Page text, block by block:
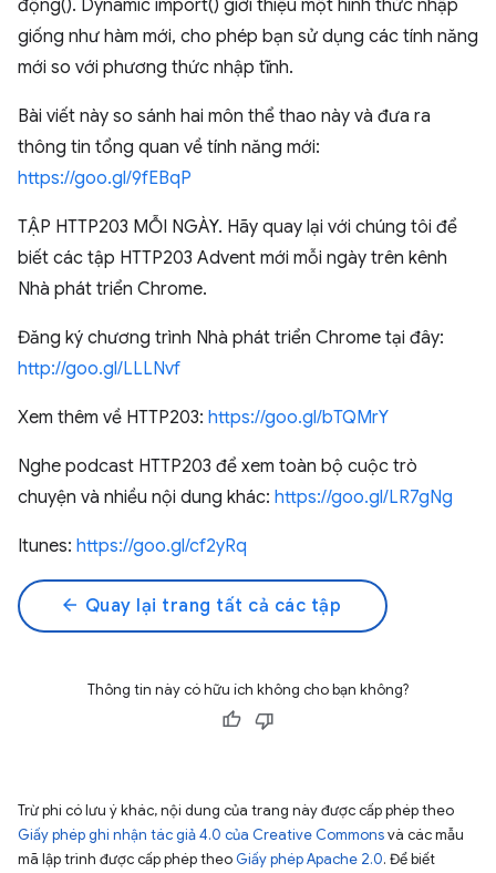
động(). Dynamic import() giới thiệu một hình thức nhập
giống như hàm mới, cho phép bạn sử dụng các tính năng
mới so với phương thức nhập tĩnh.
Bài viết này so sánh hai môn thể thao này và đưa ra
thông tin tổng quan về tính năng mới:
https://goo.gl/9fEBqP
TẬP HTTP203 MỖI NGÀY. Hãy quay lại với chúng tôi để
biết các tập HTTP203 Advent mới mỗi ngày trên kênh
Nhà phát triển Chrome.
Đăng ký chương trình Nhà phát triển Chrome tại đây:
http://goo.gl/LLLNvf
Xem thêm về HTTP203: https://goo.gl/bTQMrY
Nghe podcast HTTP203 để xem toàn bộ cuộc trò
chuyện và nhiều nội dung khác: https://goo.gl/LR7gNg
Itunes: https://goo.gl/cf2yRq
arrow_back Quay lại trang tất cả các tập
Thông tin này có hữu ích không cho bạn không?
Trừ phi có lưu ý khác, nội dung của trang này được cấp phép theo
Giấy phép ghi nhận tác giả 4.0 của Creative Commonsvà các mẫu
mã lập trình được cấp phép theo Giấy phép Apache 2.0. Để biết